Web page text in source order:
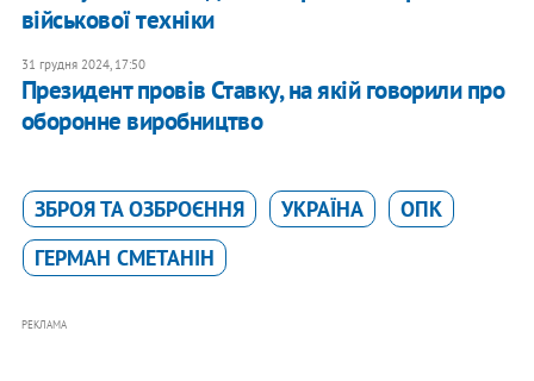
військової техніки
31 грудня 2024, 17:50
Президент провів Ставку, на якій говорили про
оборонне виробництво
ЗБРОЯ ТА ОЗБРОЄННЯ УКРАЇНА
ОПК
ГЕРМАН СМЕТАНІН
РЕКЛАМА